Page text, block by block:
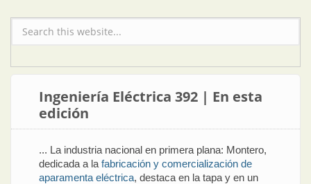
Formulario de búsqueda
Ingeniería Eléctrica 392 | En esta
edición
... La industria nacional en primera plana: Montero,
dedicada a la fabricación y comercialización de
aparamenta eléctrica, destaca en la tapa y en un